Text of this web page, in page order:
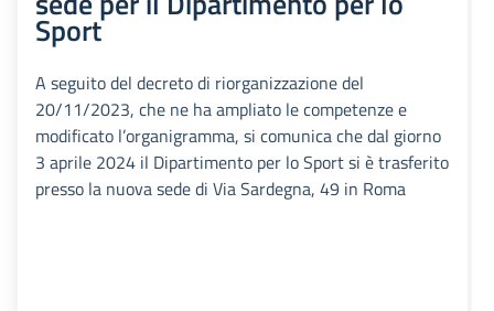
Sport
A seguito del decreto di riorganizzazione del
20/11/2023, che ne ha ampliato le competenze e
modificato l’organigramma, si comunica che dal giorno
3 aprile 2024 il Dipartimento per lo Sport si è trasferito
presso la nuova sede di Via Sardegna, 49 in Roma